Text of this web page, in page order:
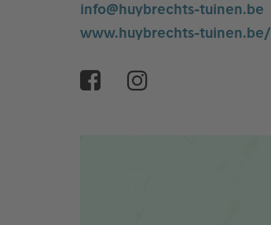
info@huybrechts-tuinen.be
www.huybrechts-tuinen.be/